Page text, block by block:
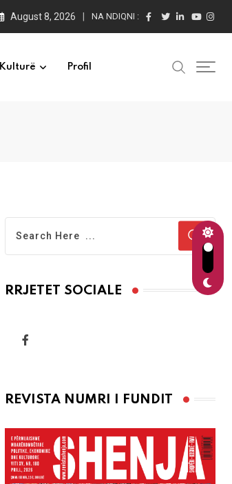
August 8, 2026 NA NDIQNI :
Kulturë Profil
RRJETET SOCIALE
REVISTA NUMRI I FUNDIT